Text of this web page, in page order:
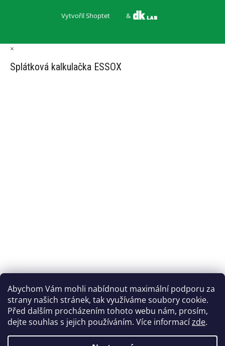
Abychom Vám mohli nabídnout maximální podporu za
strany našich stránek, tak využíváme soubory cookie.
Před dalším procházením tohoto webu nám, prosím,
dejte souhlas s jejich používáním. Více informacízde.
Vytvořil Shoptet &
×
Splátková kalkulačka ESSOX